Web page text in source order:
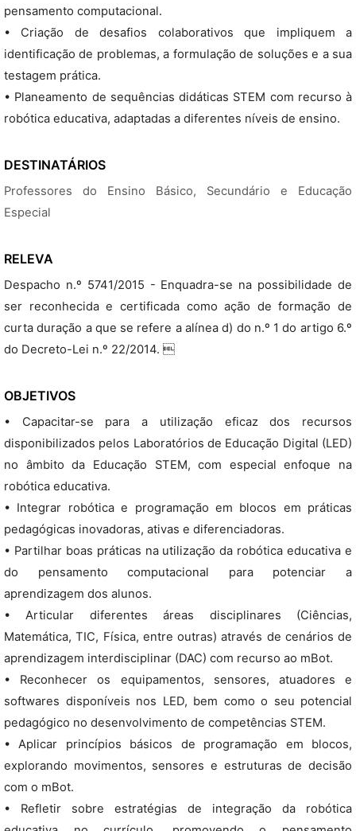
pensamento computacional.
• Criação de desafios colaborativos que impliquem a
identificação de problemas, a formulação de soluções e a sua
testagem prática.
• Planeamento de sequências didáticas STEM com recurso à
robótica educativa, adaptadas a diferentes níveis de ensino.
DESTINATÁRIOS
Professores do Ensino Básico, Secundário e Educação
Especial
RELEVA
Despacho n.º 5741/2015 - Enquadra-se na possibilidade de
ser reconhecida e certificada como ação de formação de
curta duração a que se refere a alínea d) do n.º 1 do artigo 6.º
do Decreto-Lei n.º 22/2014. 
OBJETIVOS
• Capacitar-se para a utilização eficaz dos recursos
disponibilizados pelos Laboratórios de Educação Digital (LED)
no âmbito da Educação STEM, com especial enfoque na
robótica educativa.
• Integrar robótica e programação em blocos em práticas
pedagógicas inovadoras, ativas e diferenciadoras.
• Partilhar boas práticas na utilização da robótica educativa e
do pensamento computacional para potenciar a
aprendizagem dos alunos.
• Articular diferentes áreas disciplinares (Ciências,
Matemática, TIC, Física, entre outras) através de cenários de
aprendizagem interdisciplinar (DAC) com recurso ao mBot.
• Reconhecer os equipamentos, sensores, atuadores e
softwares disponíveis nos LED, bem como o seu potencial
pedagógico no desenvolvimento de competências STEM.
• Aplicar princípios básicos de programação em blocos,
explorando movimentos, sensores e estruturas de decisão
com o mBot.
• Refletir sobre estratégias de integração da robótica